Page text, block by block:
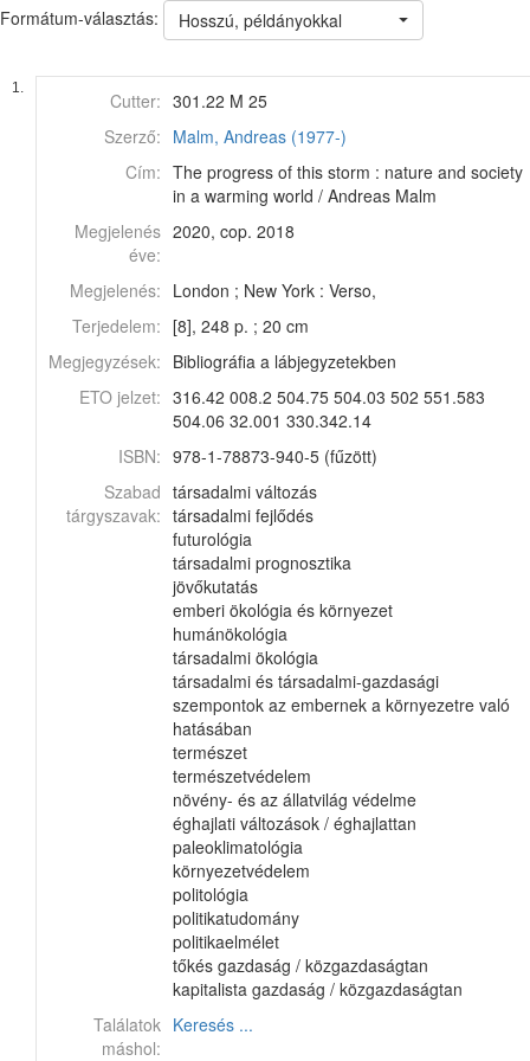
Formátum-választás: Hosszú, példányokkal
1.
Cutter: 301.22 M 25
Szerző: Malm, Andreas (1977-)
Cím: The progress of this storm : nature and society
in a warming world / Andreas Malm
Megjelenés
éve:
2020, cop. 2018
Megjelenés: London ; New York : Verso,
Terjedelem: [8], 248 p. ; 20 cm
Megjegyzések: Bibliográfia a lábjegyzetekben
ETO jelzet: 316.42 008.2 504.75 504.03 502 551.583
504.06 32.001 330.342.14
ISBN: 978-1-78873-940-5 (fűzött)
Szabad
tárgyszavak:
társadalmi változás
társadalmi fejlődés
futurológia
társadalmi prognosztika
jövőkutatás
emberi ökológia és környezet
humánökológia
társadalmi ökológia
társadalmi és társadalmi-gazdasági
szempontok az embernek a környezetre való
hatásában
természet
természetvédelem
növény- és az állatvilág védelme
éghajlati változások / éghajlattan
paleoklimatológia
környezetvédelem
politológia
politikatudomány
politikaelmélet
tőkés gazdaság / közgazdaságtan
kapitalista gazdaság / közgazdaságtan
Találatok
máshol:
Keresés ...